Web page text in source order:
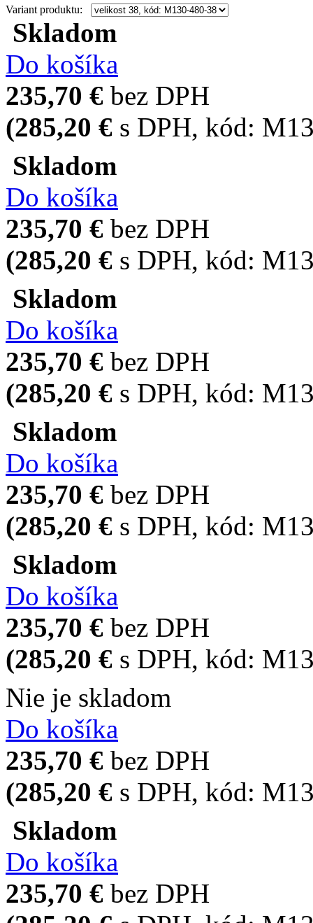
Variant produktu:
Skladom
Do košíka
235,70 € bez DPH
(285,20 € s DPH, kód:
Skladom
Do košíka
235,70 € bez DPH
(285,20 € s DPH, kód:
Skladom
Do košíka
235,70 € bez DPH
(285,20 € s DPH, kód:
Skladom
Do košíka
235,70 € bez DPH
(285,20 € s DPH, kód:
Skladom
Do košíka
235,70 € bez DPH
(285,20 € s DPH, kód:
Nie je skladom
Do košíka
235,70 € bez DPH
(285,20 € s DPH, kód:
Skladom
Do košíka
235,70 € bez DPH